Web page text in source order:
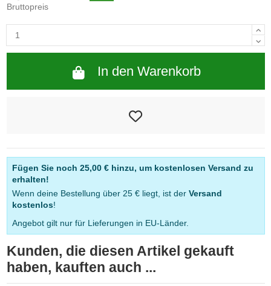
Bruttopreis
In den Warenkorb
Fügen Sie noch 25,00 €hinzu, um kostenlosen Versand zu
erhalten!
Wenn deine Bestellung über 25 € liegt, ist der Versand
kostenlos!
Angebot gilt nur für Lieferungen in EU-Länder.
Kunden, die diesen Artikel gekauft
haben, kauften auch ...